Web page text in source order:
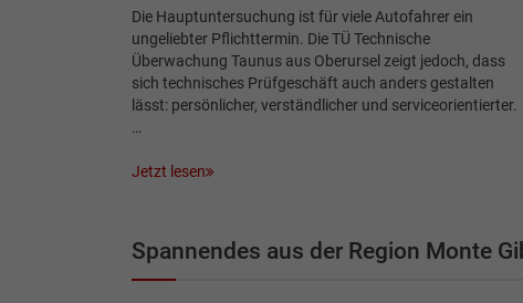
Die Hauptuntersuchung ist für viele Autofahrer ein
ungeliebter Pflichttermin. Die TÜ Technische
Überwachung Taunus aus Oberursel zeigt jedoch, dass
sich technisches Prüfgeschäft auch anders gestalten
lässt: persönlicher, verständlicher und serviceorientierter.
…
Jetzt lesen
Spannendes aus der Region Monte